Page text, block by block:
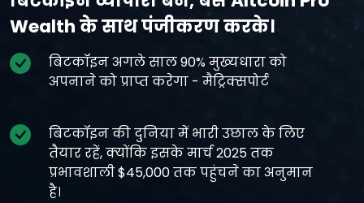
Wealth के साथ पंजीकरण करके।
बिटकॉइन अगले साल 90% मुख्यधारा को
अपनाने को प्राप्त करेगा - मैट्रिक्सपोर्ट
बिटकॉइन की दुनिया में भारी उछाल के लिए
तैयार रहें, क्योंकि इसके मार्च 2025 तक
प्रभावशाली $45,000 तक पहुंचने का अनुमान
है।